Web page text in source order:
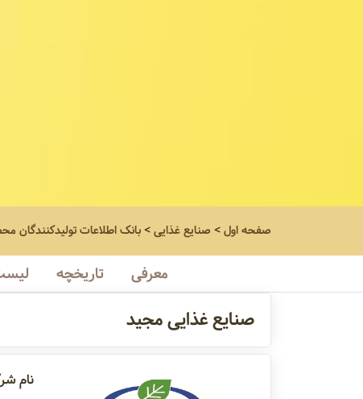
صفحه اول> صنایع غذایی>بانک اطلاعات تولیدکنندگان
معرفی تاریخچه
صنایع غذایی مجید
نام